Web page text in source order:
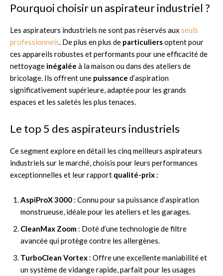
Pourquoi choisir un aspirateur industriel ?
Les aspirateurs industriels ne sont pas réservés aux seuls
professionnels. De plus en plus de particuliersoptent pour
ces appareils robustes et performants pour une efficacité de
nettoyage inégalée à la maison ou dans des ateliers de
bricolage. Ils offrent une puissance d’aspiration
significativement supérieure, adaptée pour les grands
espaces et les saletés les plus tenaces.
Le top 5 des aspirateurs industriels
Ce segment explore en détail les cinq meilleurs aspirateurs
industriels sur le marché, choisis pour leurs performances
exceptionnelles et leur rapport qualité-prix :
AspiProX 3000 : Connu pour sa puissance d’aspiration
monstrueuse, idéale pour les ateliers et les garages.
CleanMax Zoom : Doté d’une technologie de filtre
avancée qui protège contre les allergènes.
TurboClean Vortex : Offre une excellente maniabilité et
un système de vidange rapide, parfait pour les usages